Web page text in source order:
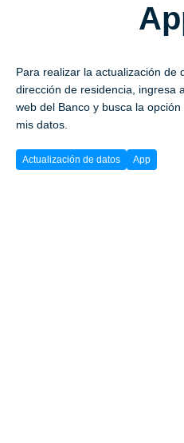
Para realizar la actualización de
dirección de residencia, ingresa
web del Banco y busca la opción
mis datos.
Actualización de datos App